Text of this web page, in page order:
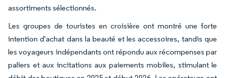
assortiments sélectionnés.
Les groupes de touristes en croisière ont montré une forte
intention d'achat dans la beauté et les accessoires, tandis que
les voyageurs indépendants ont répondu aux récompenses par
paliers et aux incitations aux paiements mobiles, stimulant le